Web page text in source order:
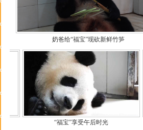
奶爸给“福宝”现砍新鲜竹笋
“福宝”